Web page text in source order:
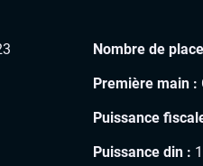
Nombre de
Première main :
Puissance
Puissance din :